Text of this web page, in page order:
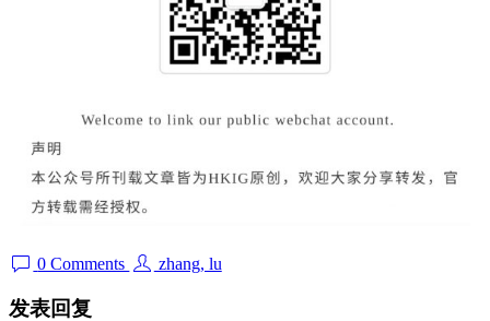
0 Comments zhang, lu
发表回复